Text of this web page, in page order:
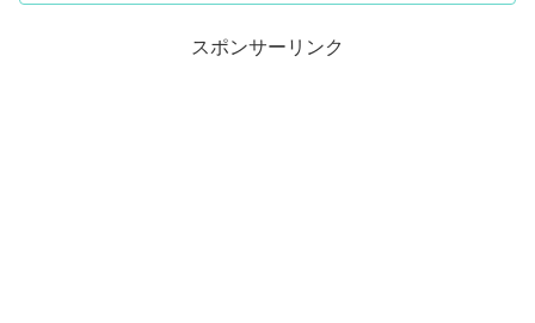
仕様のカードとなっています。 3年分、ANA...
スポンサーリンク